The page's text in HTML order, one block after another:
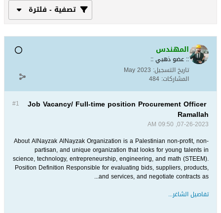
تصفية - فلترة
المهندس
:: عضو ذهبي ::
تاريخ التسجيل: May 2023
المشاركات: 484
#1 Job Vacancy/ Full-time position Procurement Officer
Ramallah
07-26-2023, 09:50 AM
About AlNayzak AlNayzak Organization is a Palestinian non-profit, non-
partisan, and unique organization that looks for young talents in
science, technology, entrepreneurship, engineering, and math (STEEM).
Position Definition Responsible for evaluating bids, suppliers, products,
and services, and negotiate contracts as...
تفاصيل الشاغر...